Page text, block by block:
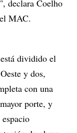
declara Coelho
MAC.
dividido el
y dos,
con una
porte, y